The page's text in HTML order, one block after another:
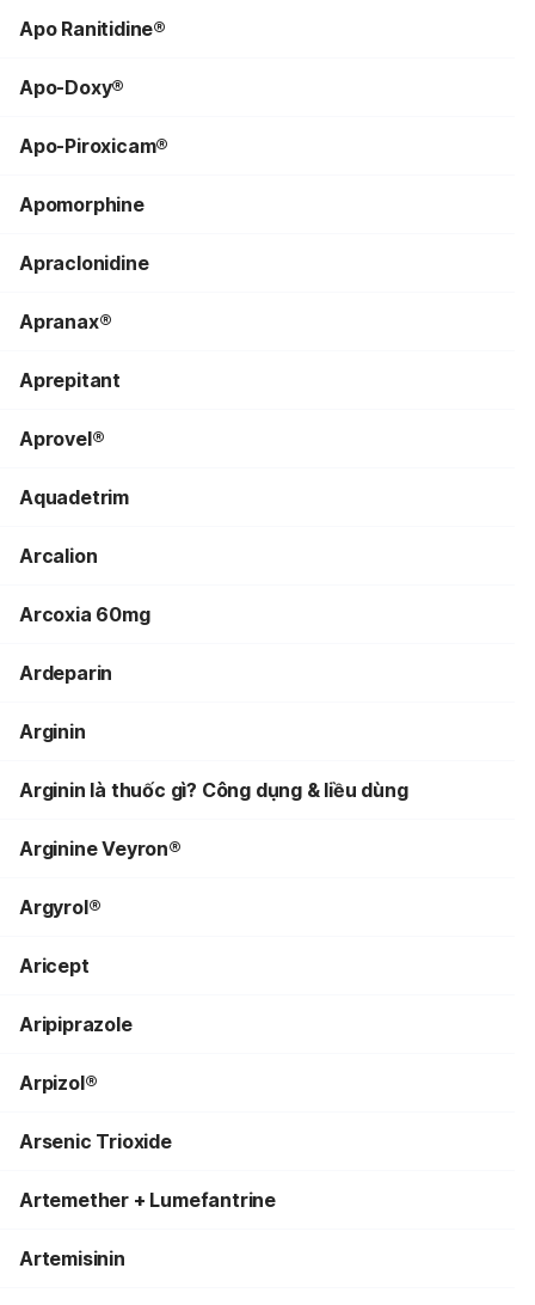
Apo Ranitidine®
Apo-Doxy®
Apo-Piroxicam®
Apomorphine
Apraclonidine
Apranax®
Aprepitant
Aprovel®
Aquadetrim
Arcalion
Arcoxia 60mg
Ardeparin
Arginin
Arginin là thuốc gì? Công dụng & liều dùng
Arginine Veyron®
Argyrol®
Aricept
Aripiprazole
Arpizol®
Arsenic Trioxide
Artemether + Lumefantrine
Artemisinin